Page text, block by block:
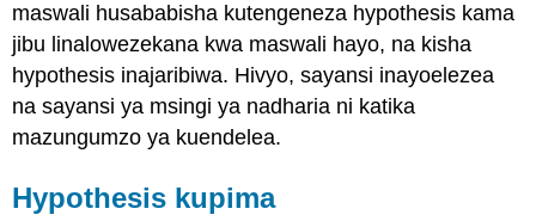
maswali husababisha kutengeneza hypothesis kama
jibu linalowezekana kwa maswali hayo, na kisha
hypothesis inajaribiwa. Hivyo, sayansi inayoelezea
na sayansi ya msingi ya nadharia ni katika
mazungumzo ya kuendelea.
Hypothesis kupima